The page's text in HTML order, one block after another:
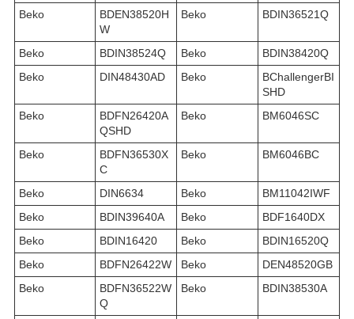
Beko
BDEN38520H
W
Beko BDIN36521Q
Beko BDIN38524Q Beko
BDIN38420Q
Beko
DIN48430AD Beko
BChallengerBI
SHD
Beko
BDFN26420A
QSHD
Beko BM6046SC
Beko
BDFN36530X
C
Beko BM6046BC
Beko DIN6634 Beko
BM11042IWF
Beko
BDIN39640A Beko
BDF1640DX
Beko
BDIN16420 Beko
BDIN16520Q
Beko
BDFN26422W Beko
DEN48520GB
Beko
BDFN36522W
Q
Beko BDIN38530A